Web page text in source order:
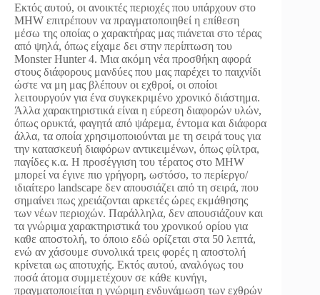
Εκτός αυτού, οι ανοικτές περιοχές που υπάρχουν στο
MHW επιτρέπουν να πραγματοποιηθεί η επίθεση
μέσω της οποίας ο χαρακτήρας μας πιάνεται στο τέρας
από ψηλά, όπως είχαμε δει στην περίπτωση του
Monster Hunter 4. Μια ακόμη νέα προσθήκη αφορά
στους διάφορους μανδύες που μας παρέχει το παιχνίδι
ώστε να μη μας βλέπουν οι εχθροί, οι οποίοι
λειτουργούν για ένα συγκεκριμένο χρονικό διάστημα.
Άλλα χαρακτηριστικά είναι η εύρεση διαφορών υλών,
όπως ορυκτά, φαγητά από ψάρεμα, έντομα και διάφορα
άλλα, τα οποία χρησιμοποιούνται με τη σειρά τους για
την κατασκευή διαφόρων αντικειμένων, όπως φίλτρα,
παγίδες κ.α. Η προσέγγιση του τέρατος στο MHW
μπορεί να έγινε πιο γρήγορη, ωστόσο, το περίεργο/
ιδιαίτερο landscape δεν απουσιάζει από τη σειρά, που
σημαίνει πως χρειάζονται αρκετές ώρες εκμάθησης
των νέων περιοχών. Παράλληλα, δεν απουσιάζουν και
τα γνώριμα χαρακτηριστικά του χρονικού ορίου για
καθε αποστολή, το όποιο εδώ ορίζεται στα 50 λεπτά,
ενώ αν χάσουμε συνολικά τρεις φορές η αποστολή
κρίνεται ως αποτυχής. Εκτός αυτού, αναλόγως του
ποσά άτομα συμμετέχουν σε κάθε κυνήγι,
πραγματοποιείται η γνώριμη ενδυνάμωση των εχθρών